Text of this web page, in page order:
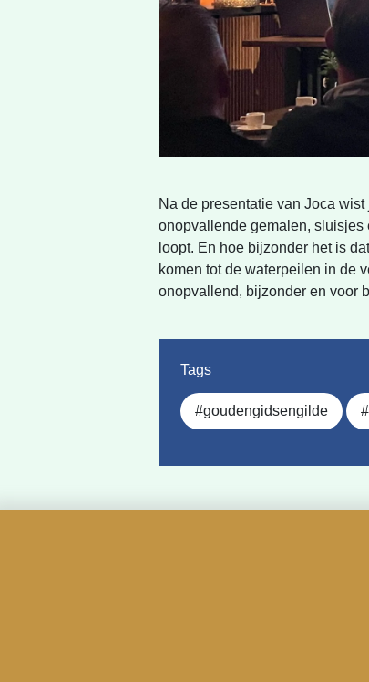
Na de presentatie van Joca
onopvallende gemalen, sluisjes
loopt. En hoe bijzonder het is
komen tot de waterpeilen in de
onopvallend, bijzonder en voor
Tags
#goudengidsengilde